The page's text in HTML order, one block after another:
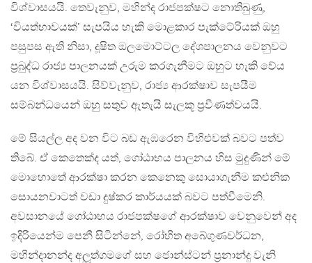
විශ්වාසයයි. තෙවැනුව, මහින්ද රාජපක්ෂට නොතිබුණු,
‘වියත්භාවයක්’ සැපයිය හැකි මොළකාර පැක්ටේරියක් ඔහු
පසුපස ඇති නිසා, දූෂිත ඔලමොට්ටල දේශපාලනය වෙනුවට
ප්‍රබුද්ධ රාජ්‍ය පාලනයක් උරුම කරගැනීමට ඔහුට හැකි වේය
යන විශ්වාසයයි. සිව්වැනුව, රාජ්‍ය ආරක්ෂාව සැපයීම
සම්බන්ධයෙන් ඔහු සතුව ඇතැයි සැලකූ ප්‍රවීණත්වයයි.
මේ සියල්ල අද වන විට බඩ ඇඹරෙන විහිළුවක් බවට පත්ව
තිබේ. ඒ කෙතෙක්ද යත්, ගෝඨාභය පාලනය හිස මුදුණින් මේ
මොහොතේ ආරක්ෂා කරන කෙනෙකු සොයාගැනීම කළුනික
සොයනවාටත් වඩා දුෂ්කර කාර්යයක් බවට පත්වීමෙනි.
අවසානයේ ගෝඨාභය රාජපක්ෂගේ ආරක්ෂාව වෙනුවෙන් අද
ඉදිරියෙන්ම පෙනී සිටින්නේ, රෝහිත අබේගුණවර්ධන,
මහින්දානන්ද අලූත්ගමගේ සහ ජොන්ස්ටන් ප්‍රනාන්දු වැනි